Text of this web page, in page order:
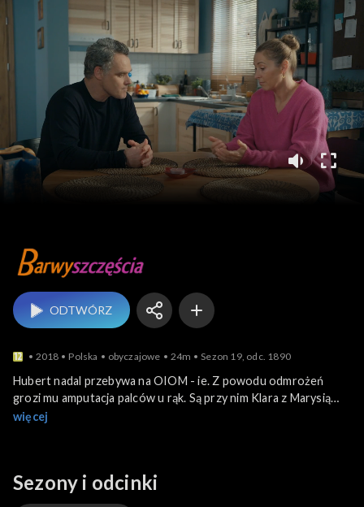
Barwy szczęścia
ODTWÓRZ
2018 Polska obyczajowe 24m Sezon 19, odc. 1890
Hubert nadal przebywa na OIOM - ie. Z powodu odmrożeń
grozi mu amputacja palców u rąk. Są przy nim Klara z Marysią
oraz Agata i Staś. Tymczasem Paweł, który został w
domu Górków zjawia się Franek, ojciec dziecka Cariny Jola
uświadamia Tomka, że Mariola nie jestem prezeską masarni i
więcej
Sezony i odcinki